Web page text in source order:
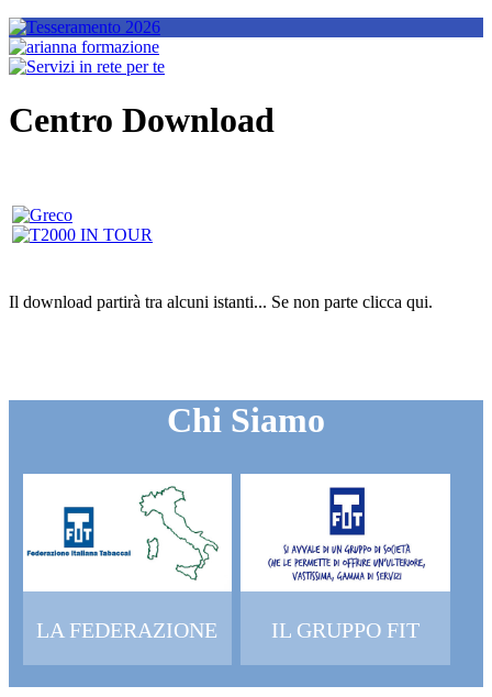
Centro Download
Il download partirà tra alcuni istanti... Se non parte clicca qui.
Chi Siamo
LA FEDERAZIONE IL GRUPPO FIT